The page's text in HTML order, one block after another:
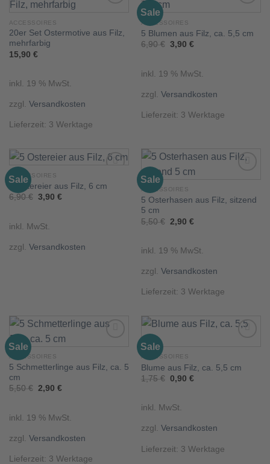
Add to
ACCESSOIRES
20er Set Ostermotive aus Filz,
mehrfarbig
15,90 €
inkl. 19 % MwSt.
zzgl. Versandkosten
Lieferzeit: 3 Werktage
Sale
Add to
ACCESSOIRES
5 Blumen aus Filz, ca. 5,5 cm
6,90€ Ursprünglicher
3,90 €Aktueller
inkl. 19 % MwSt.
zzgl. Versandkosten
Lieferzeit: 3 Werktage
Sale
ACCESSOIRES
5 Ostereier aus Filz, 6 cm
6,90€ Ursprünglicher
3,90 €Aktueller
inkl. MwSt.
zzgl. Versandkosten
Sale
Add to
ACCESSOIRES
5 Osterhasen aus Filz, sitzend
5 cm
5,50€
Ursprünglicher
Preis
2,90 €Aktueller
inkl. 19 % MwSt.
zzgl. Versandkosten
Lieferzeit: 3 Werktage
Sale
Add to
ACCESSOIRES
5 Schmetterlinge aus Filz, ca. 5
cm
5,50€ Ursprünglicher
2,90 €Aktueller
inkl. 19 % MwSt.
zzgl. Versandkosten
Lieferzeit: 3 Werktage
Sale
Add to
ACCESSOIRES
Blume aus Filz, ca. 5,5 cm
1,75€ Ursprünglicher
0,90 €Aktueller
inkl. MwSt.
zzgl. Versandkosten
Lieferzeit: 3 Werktage